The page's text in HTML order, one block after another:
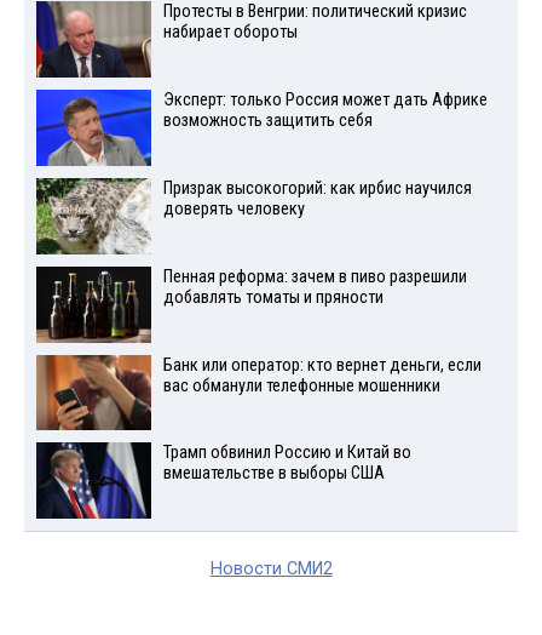
Протесты в Венгрии: политический кризис
набирает обороты
Эксперт: только Россия может дать Африке
возможность защитить себя
Призрак высокогорий: как ирбис научился
доверять человеку
Пенная реформа: зачем в пиво разрешили
добавлять томаты и пряности
Банк или оператор: кто вернет деньги, если
вас обманули телефонные мошенники
Трамп обвинил Россию и Китай во
вмешательстве в выборы США
Новости СМИ2